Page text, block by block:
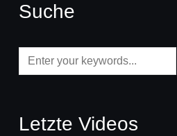
Suche
Letzte Videos